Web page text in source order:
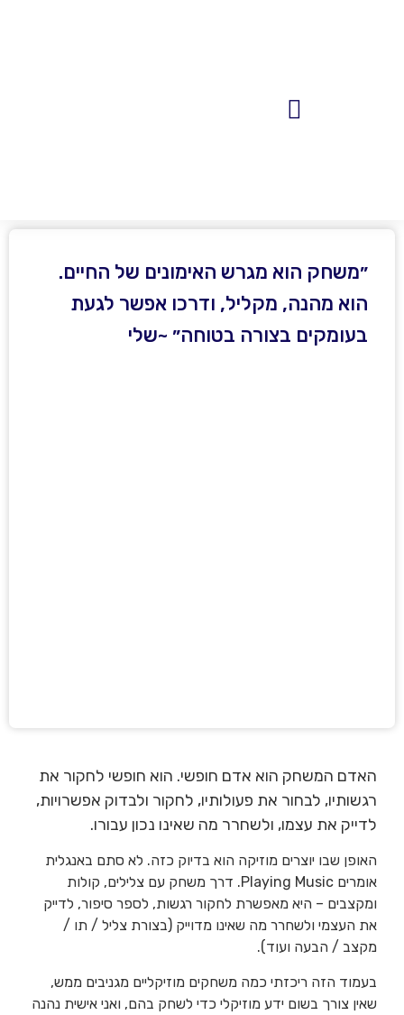
״משחק הוא מגרש האימונים של החיים.
הוא מהנה, מקליל, ודרכו אפשר לגעת
בעומקים בצורה בטוחה״ ~שלי
האדם המשחק הוא אדם חופשי. הוא חופשי לחקור את
רגשותיו, לבחור את פעולותיו, לחקור ולבדוק אפשרויות,
לדייק את עצמו, ולשחרר מה שאינו נכון עבורו.
האופן שבו יוצרים מוזיקה הוא בדיוק כזה. לא סתם באנגלית
אומרים Playing Music. דרך משחק עם צלילים, קולות
ומקצבים – היא מאפשרת לחקור רגשות, לספר סיפור, לדייק
את העצמי ולשחרר מה שאינו מדוייק (בצורת צליל / תו /
מקצב / הבעה ועוד).
בעמוד הזה ריכזתי כמה משחקים מוזיקליים מגניבים ממש,
שאין צורך בשום ידע מוזיקלי כדי לשחק בהם, ואני אישית נהנה